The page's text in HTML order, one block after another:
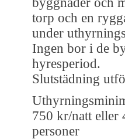
torp och en
under
Ingen bor i de
hyresperiod.
Slutstädning
750 kr/natt eller
personer